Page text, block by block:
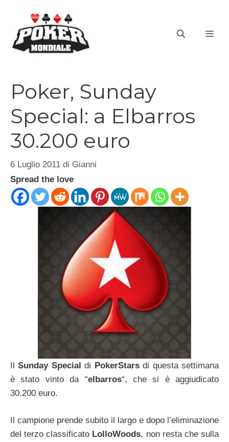
contenuto
Poker, Sunday
Special: a Elbarros
30.200 euro
6 Luglio 2011 di Gianni
Spread the love
Il Sunday Special di PokerStarsdi questa settimana
è stato vinto da “elbarros“, che si è aggiudicato
30.200 euro.
Il campione prende subito il largo e dopo l’eliminazione
del terzo classificato LolloWoods, non resta che sulla